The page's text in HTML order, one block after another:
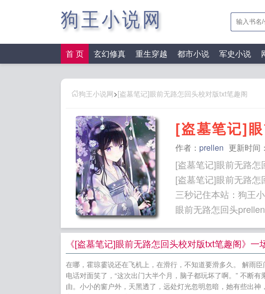
狗王小说网
首 页 玄幻修真 重生穿越 都市小说 军史小说
狗王小说网>[盗墓笔记]眼前无路怎回头校对版txt笔趣阁
[盗墓笔记]
作者： prellen 更新时间
[盗墓笔记]眼前无路
[盗墓笔记]眼前无路怎
三秒记住本站：狗王小说网 网址
眼前无路怎回头
池朔音TXT百度网盘
by狐狸想要飞最近更新
羽最近更新 主角玖染
by陶知南闻珲番外+大
《[盗墓笔记]眼前无路怎回头校对版txt笔趣阁》
在哪，霍琼霎说还在飞机上，在滑行，不知道要滑多久。 解雨臣
电话对面笑了，“这次出门大半个月，脑子都玩坏了啊。” 不断
由。小小的窗户外，天黑透了，远处灯光忽明忽暗，她有些出